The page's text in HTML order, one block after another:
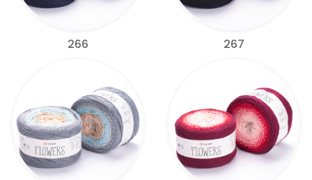
266 267